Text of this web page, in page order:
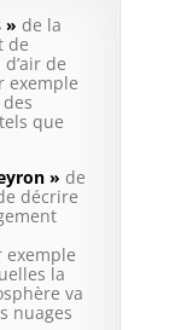
» de la
de
de
exemple
que
» de
décrire
la
va
nuages